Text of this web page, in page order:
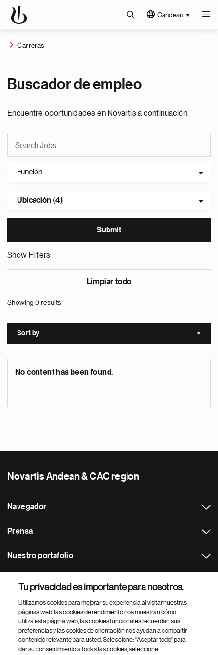
Candean
Carreras
Buscador de empleo
Encuentre oportunidades en Novartis a continuación.
Función
Ubicación (4)
Show Filters
Limpiar todo
Showing 0 results
Sort by Sort
No content has been found.
Novartis Andean & CAC region
Navegador
Prensa
Nuestro portafolio
Footer Site Search
Tu privacidad es importante para nosotros.
Utilizamos cookies para mejorar su experiencia al visitar nuestras
páginas web: las cookies de rendimiento nos muestran cómo
utiliza esta página web, las cookies funcionales recuerdan sus
preferencias y las cookies de orientación nos ayudan a compartir
contenido relevante para usted. Seleccione: "Aceptar todo" para
dar su consentimiento a todas las cookies, seleccione